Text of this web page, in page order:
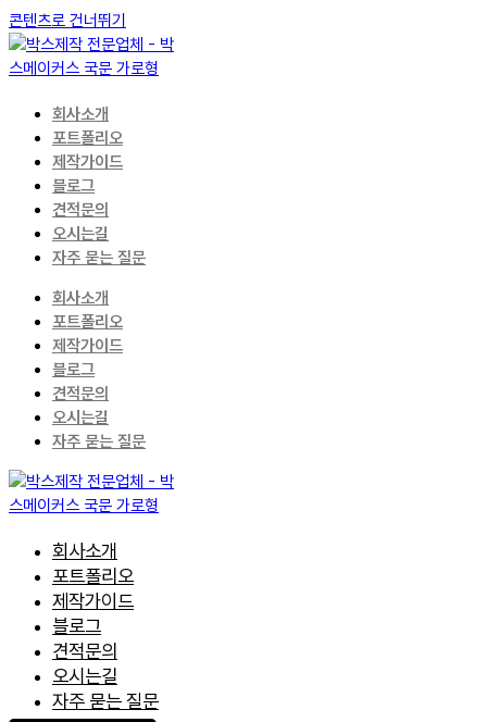
콘텐츠로 건너뛰기
회사소개
포트폴리오
제작가이드
블로그
견적문의
오시는길
자주 묻는 질문
회사소개
포트폴리오
제작가이드
블로그
견적문의
오시는길
자주 묻는 질문
회사소개
포트폴리오
제작가이드
블로그
견적문의
오시는길
자주 묻는 질문